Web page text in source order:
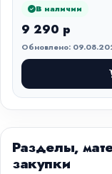
В наличии
9 290 р
Обновлено:
Разделы,
закупки